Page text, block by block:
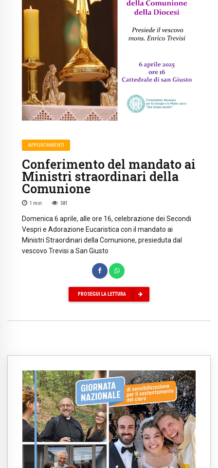
APPUNTAMENTI
Conferimento del mandato ai
Ministri straordinari della
Comunione
1 min 581
Domenica 6 aprile, alle ore 16, celebrazione dei Secondi
Vespri e Adorazione Eucaristica con il mandato ai
Ministri Straordinari della Comunione, presieduta dal
vescovo Trevisi a San Giusto
PROSEGUI LA LETTURA